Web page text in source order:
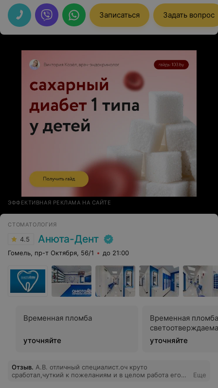
очень понравилось, огромная благодарность
персоналу и врачу который слушал мои вопли
Записаться Задать вопрос
ЭФФЕКТИВНАЯ РЕКЛАМА НА САЙТЕ
СТОМАТОЛОГИЯ
4.5 Анюта-Дент
Гомель, пр-т Октября, 56/1 до 21:00
Временная пломба
уточняйте
Временная пломба
уточняйте
Отзыв. А.В. отличный специалист.оч круто
сработал,чуткий к пожеланиям и в целом работа его
Еще